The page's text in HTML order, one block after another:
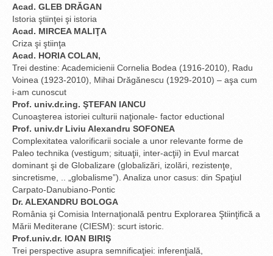
Acad. GLEB DRĂGAN
Istoria ştiinţei şi istoria
Acad. MIRCEA MALIŢA
Criza şi ştiinţa
Acad. HORIA COLAN,
Trei destine: Academicienii Cornelia Bodea (1916-2010), Radu
Voinea (1923-2010), Mihai Drăgănescu (1929-2010) – aşa cum
i-am cunoscut
Prof. univ.dr.ing. ŞTEFAN IANCU
Cunoaşterea istoriei culturii naţionale- factor eductional
Prof. univ.dr Liviu Alexandru SOFONEA
Complexitatea valorificarii sociale a unor relevante forme de
Paleo technika (vestigum; situaţii, inter-acţii) in Evul marcat
dominant şi de Globalizare (globalizări, izolări, rezistenţe,
sincretisme, .. „globalisme”). Analiza unor casus: din Spaţiul
Carpato-Danubiano-Pontic
Dr. ALEXANDRU BOLOGA
România şi Comisia Internaţională pentru Explorarea Ştiinţifică a
Mării Mediterane (CIESM): scurt istoric.
Prof.univ.dr. IOAN BIRIŞ
Trei perspective asupra semnificaţiei: inferenţială,